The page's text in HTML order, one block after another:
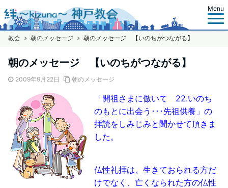
Menu
教会 朝のメッセージ 朝のメッセージ 【いのちがつながる】
朝のメッセージ 【いのちがつながる】
2009年9月22日 朝のメッセージ
「開祖さまに倣いて 22.いのち
のもとに出会う･･･先祖供養」の
拝読をしみじみと聞かせて頂きま
した。
仏性礼拝は、生きておられる方だ
けでなく、亡くなられた方の仏性